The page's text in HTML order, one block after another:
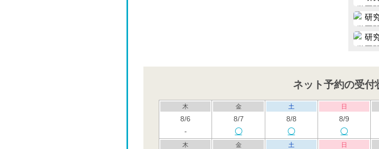
ネット予約の受付
木
8/6
-
金
8/7
土
8/8
日
8/9
木 金 土 日